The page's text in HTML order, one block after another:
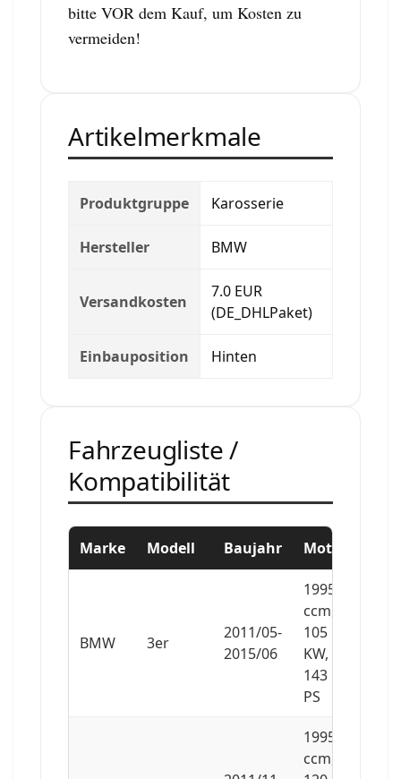
bitte VOR dem Kauf, um Kosten zu
vermeiden!
Artikelmerkmale
Produktgruppe Karosserie
Hersteller BMW
Versandkosten
7.0 EUR
(DE_DHLPaket)
Einbauposition Hinten
Fahrzeugliste /
Kompatibilität
Marke Modell Baujahr Motor
BMW 3er
2011/05-
2015/06
1995
ccm,
105
KW,
143
PS
1995
ccm,